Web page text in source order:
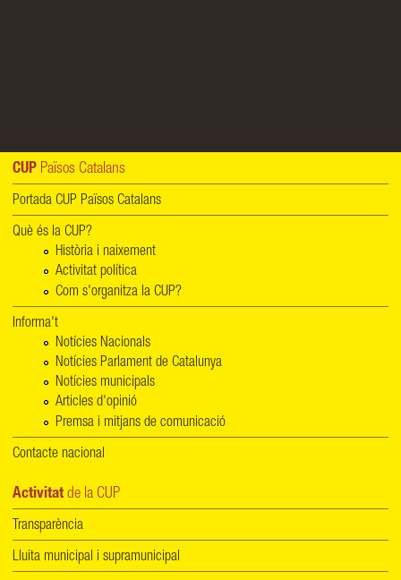
CUP Països Catalans
Portada CUP Països Catalans
Què és la CUP?
Història i naixement
Activitat política
Com s'organitza la CUP?
Informa't
Notícies Nacionals
Notícies Parlament de Catalunya
Notícies municipals
Articles d'opinió
Premsa i mitjans de comunicació
Contacte nacional
Activitat de la CUP
Transparència
Lluita municipal i supramunicipal